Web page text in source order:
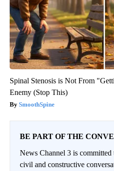
Spinal Stenosis is Not From
Enemy (Stop This)
SmoothSpine
BE PART OF THE
News Channel 3 is
civil and constructive